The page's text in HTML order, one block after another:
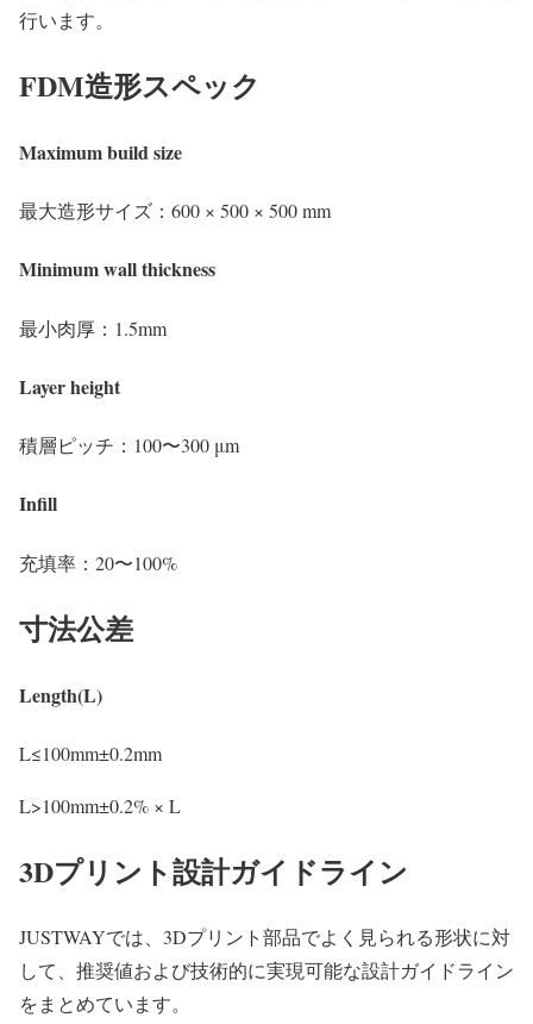
行います。
FDM造形スペック
Maximum build size
最大造形サイズ：600 × 500 × 500 mm
Minimum wall thickness
最小肉厚：1.5mm
Layer height
積層ピッチ：100〜300 μm
Infill
充填率：20〜100%
寸法公差
Length(L)
L≤100mm±0.2mm
L>100mm±0.2% × L
3Dプリント設計ガイドライン
JUSTWAYでは、3Dプリント部品でよく見られる形状に対
して、推奨値および技術的に実現可能な設計ガイドライン
をまとめています。